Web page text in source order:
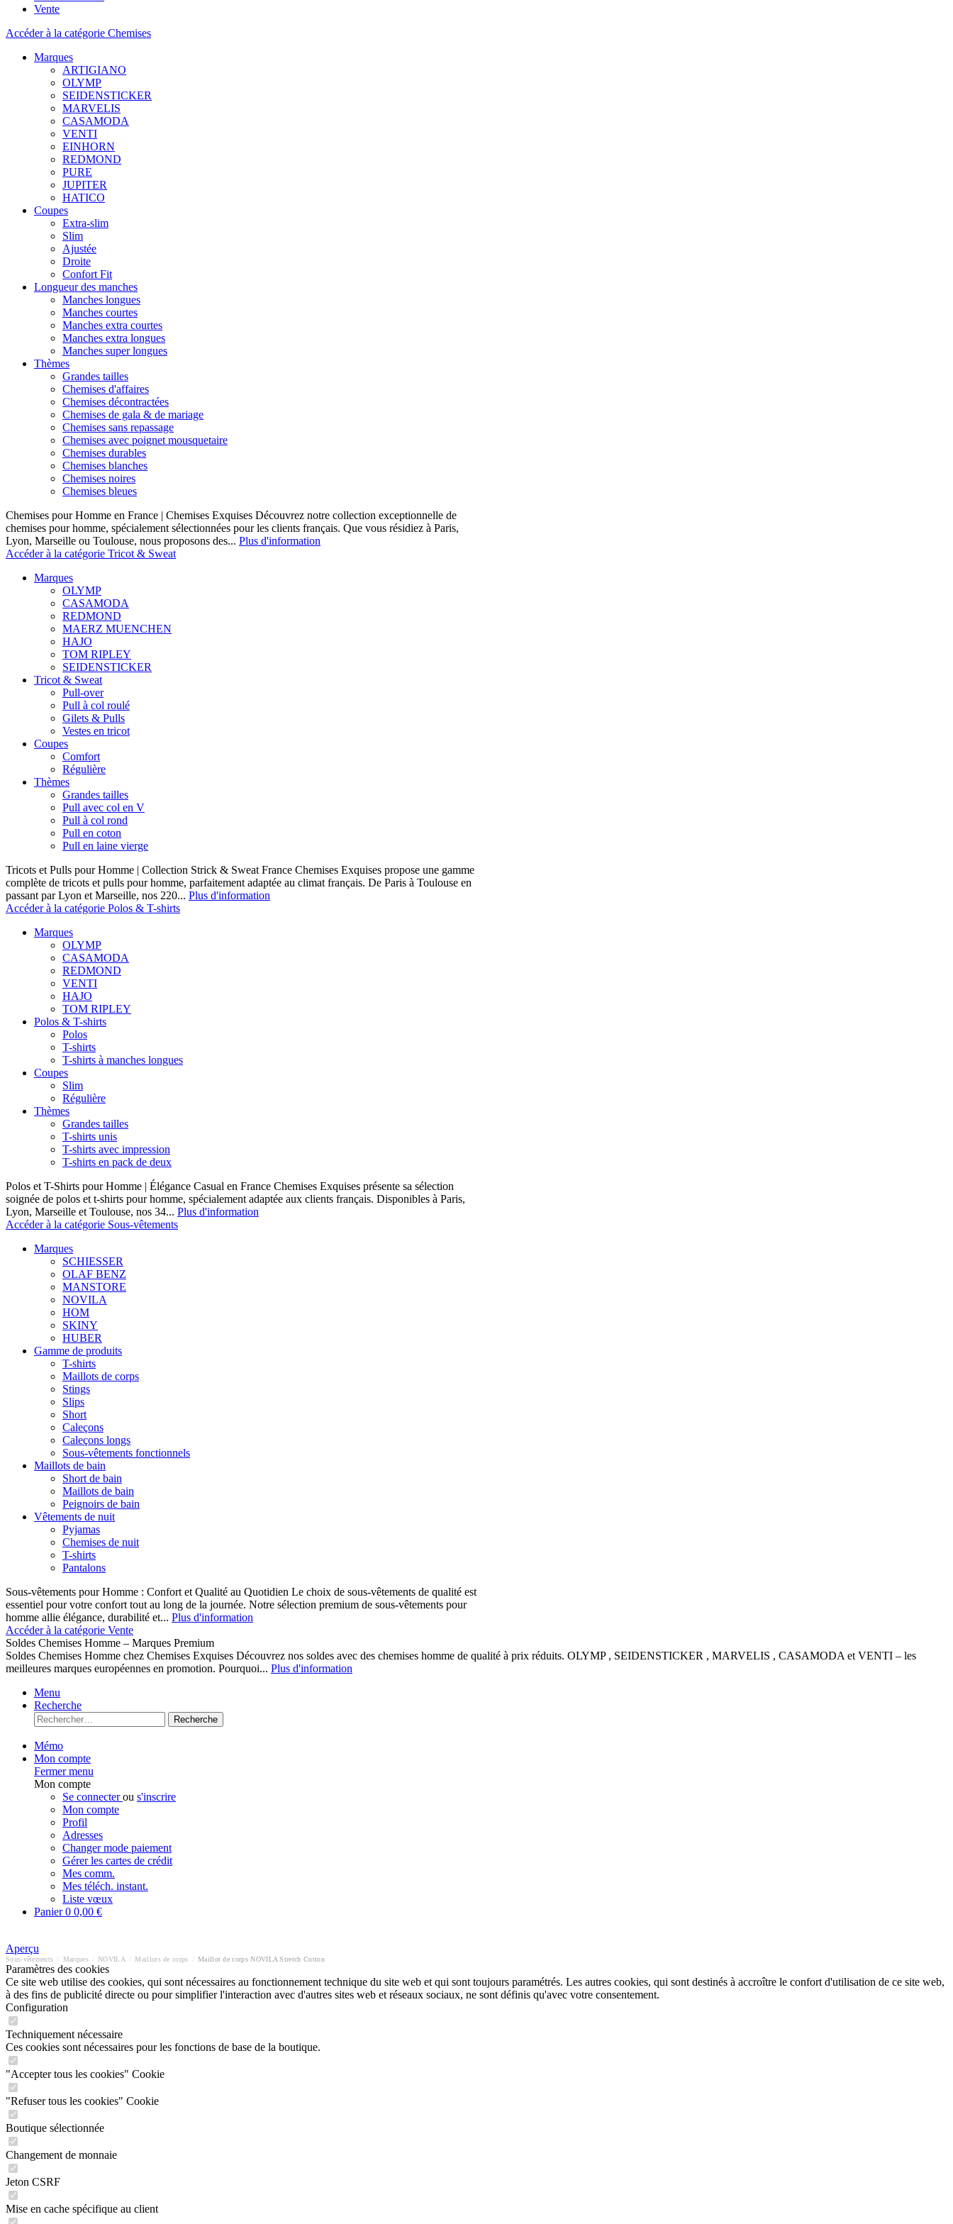
Vente
Accéder à la catégorie Chemises
Marques
ARTIGIANO
OLYMP
SEIDENSTICKER
MARVELIS
CASAMODA
VENTI
EINHORN
REDMOND
PURE
JUPITER
HATICO
Coupes
Extra-slim
Slim
Ajustée
Droite
Confort Fit
Longueur des manches
Manches longues
Manches courtes
Manches extra courtes
Manches extra longues
Manches super longues
Thèmes
Grandes tailles
Chemises d'affaires
Chemises décontractées
Chemises de gala & de mariage
Chemises sans repassage
Chemises avec poignet mousquetaire
Chemises durables
Chemises blanches
Chemises noires
Chemises bleues
Chemises pour Homme en France | Chemises Exquises Découvrez notre collection exceptionnelle de
chemises pour homme, spécialement sélectionnées pour les clients français. Que vous résidiez à Paris,
Lyon, Marseille ou Toulouse, nous proposons des... Plus d'information
Accéder à la catégorie Tricot & Sweat
Marques
OLYMP
CASAMODA
REDMOND
MAERZ MUENCHEN
HAJO
TOM RIPLEY
SEIDENSTICKER
Tricot & Sweat
Pull-over
Pull à col roulé
Gilets & Pulls
Vestes en tricot
Coupes
Comfort
Régulière
Thèmes
Grandes tailles
Pull avec col en V
Pull à col rond
Pull en coton
Pull en laine vierge
Tricots et Pulls pour Homme | Collection Strick & Sweat France Chemises Exquises propose une gamme
complète de tricots et pulls pour homme, parfaitement adaptée au climat français. De Paris à Toulouse en
passant par Lyon et Marseille, nos 220... Plus d'information
Accéder à la catégorie Polos & T-shirts
Marques
OLYMP
CASAMODA
REDMOND
VENTI
HAJO
TOM RIPLEY
Polos & T-shirts
Polos
T-shirts
T-shirts à manches longues
Coupes
Slim
Régulière
Thèmes
Grandes tailles
T-shirts unis
T-shirts avec impression
T-shirts en pack de deux
Polos et T-Shirts pour Homme | Élégance Casual en France Chemises Exquises présente sa sélection
soignée de polos et t-shirts pour homme, spécialement adaptée aux clients français. Disponibles à Paris,
Lyon, Marseille et Toulouse, nos 34... Plus d'information
Accéder à la catégorie Sous-vêtements
Marques
SCHIESSER
OLAF BENZ
MANSTORE
NOVILA
HOM
SKINY
HUBER
Gamme de produits
T-shirts
Maillots de corps
Stings
Slips
Short
Caleçons
Caleçons longs
Sous-vêtements fonctionnels
Maillots de bain
Short de bain
Maillots de bain
Peignoirs de bain
Vêtements de nuit
Pyjamas
Chemises de nuit
T-shirts
Pantalons
Sous-vêtements pour Homme : Confort et Qualité au Quotidien Le choix de sous-vêtements de qualité est
essentiel pour votre confort tout au long de la journée. Notre sélection premium de sous-vêtements pour
homme allie élégance, durabilité et... Plus d'information
Accéder à la catégorie Vente
Soldes Chemises Homme – Marques Premium
Soldes Chemises Homme chez Chemises Exquises Découvrez nos soldes avec des chemises homme de qualité à prix réduits. OLYMP , SEIDENSTICKER , MARVELIS , CASAMODA et VENTI – les
meilleures marques européennes en promotion. Pourquoi... Plus d'information
Menu
Recherche
Recherche
Mémo
Mon compte
Fermer menu
Mon compte
Se connecterou s'inscrire
Mon compte
Profil
Adresses
Changer mode paiement
Gérer les cartes de crédit
Mes comm.
Mes téléch. instant.
Liste vœux
Panier0 0,00 €
Aperçu
Sous-vêtements Marques NOVILA Maillots de corps Maillot de corps NOVILA Stretch Cotton
Paramètres des cookies
Ce site web utilise des cookies, qui sont nécessaires au fonctionnement technique du site web et qui sont toujours paramétrés. Les autres cookies, qui sont destinés à accroître le confort d'utilisation de ce site web,
à des fins de publicité directe ou pour simplifier l'interaction avec d'autres sites web et réseaux sociaux, ne sont définis qu'avec votre consentement.
Configuration
Techniquement nécessaire
Ces cookies sont nécessaires pour les fonctions de base de la boutique.
"Accepter tous les cookies" Cookie
"Refuser tous les cookies" Cookie
Boutique sélectionnée
Changement de monnaie
Jeton CSRF
Mise en cache spécifique au client